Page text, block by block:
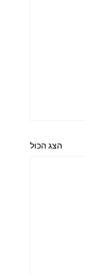
הצג הכול